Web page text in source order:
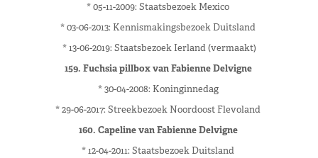
* 05-11-2009: Staatsbezoek Mexico
* 03-06-2013: Kennismakingsbezoek Duitsland
* 13-06-2019: Staatsbezoek Ierland (vermaakt)
159. Fuchsia pillbox van Fabienne Delvigne
* 30-04-2008: Koninginnedag
* 29-06-2017: Streekbezoek Noordoost Flevoland
160. Capeline van Fabienne Delvigne
* 12-04-2011: Staatsbezoek Duitsland